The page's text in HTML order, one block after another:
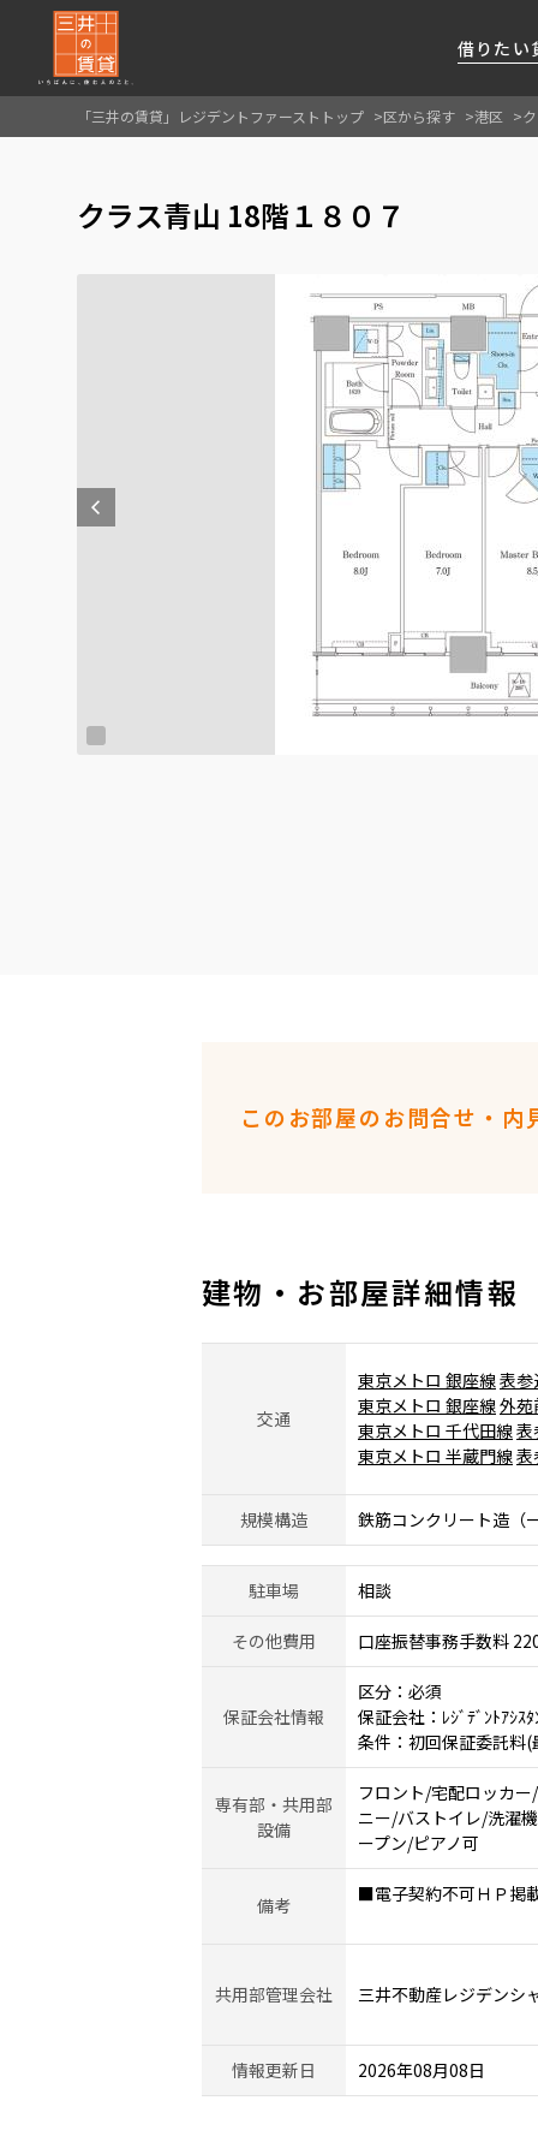
借りたい
私たちレジデントファーストの思いや
厳選した都心の上質な賃貸マンションを数多
賃貸運営をお考えのオーナー様に
分譲マンションのご購入、売却の
FIRST CHANNEL
レジデントファーストが提供する
「三井の賃貸」レジデントファーストトップ 区から探す 港区
クラス青山 18階１８０７
このお部屋のお問合せ・内
建物・お部屋詳細情報
交通
東京メトロ 銀座線表参
東京メトロ 銀座線外苑
東京メトロ 千代田線表
東京メトロ 半蔵門線表
規模構造 鉄筋コンクリート造（
駐車場 相談
その他費用 口座振替事務手数料
保証会社情報
区分：必須
保証会社：ﾚｼﾞﾃﾞﾝﾄｱｼｽ
条件：初回保証委託料
専有部・共用部
設備
フロント/宅配ロッカ
ニー/バストイレ/洗濯
ープン/ピアノ可
備考
■電子契約不可ＨＰ掲
共用部管理会社 三井不動産レジデン
情報更新日 2026年08月08日